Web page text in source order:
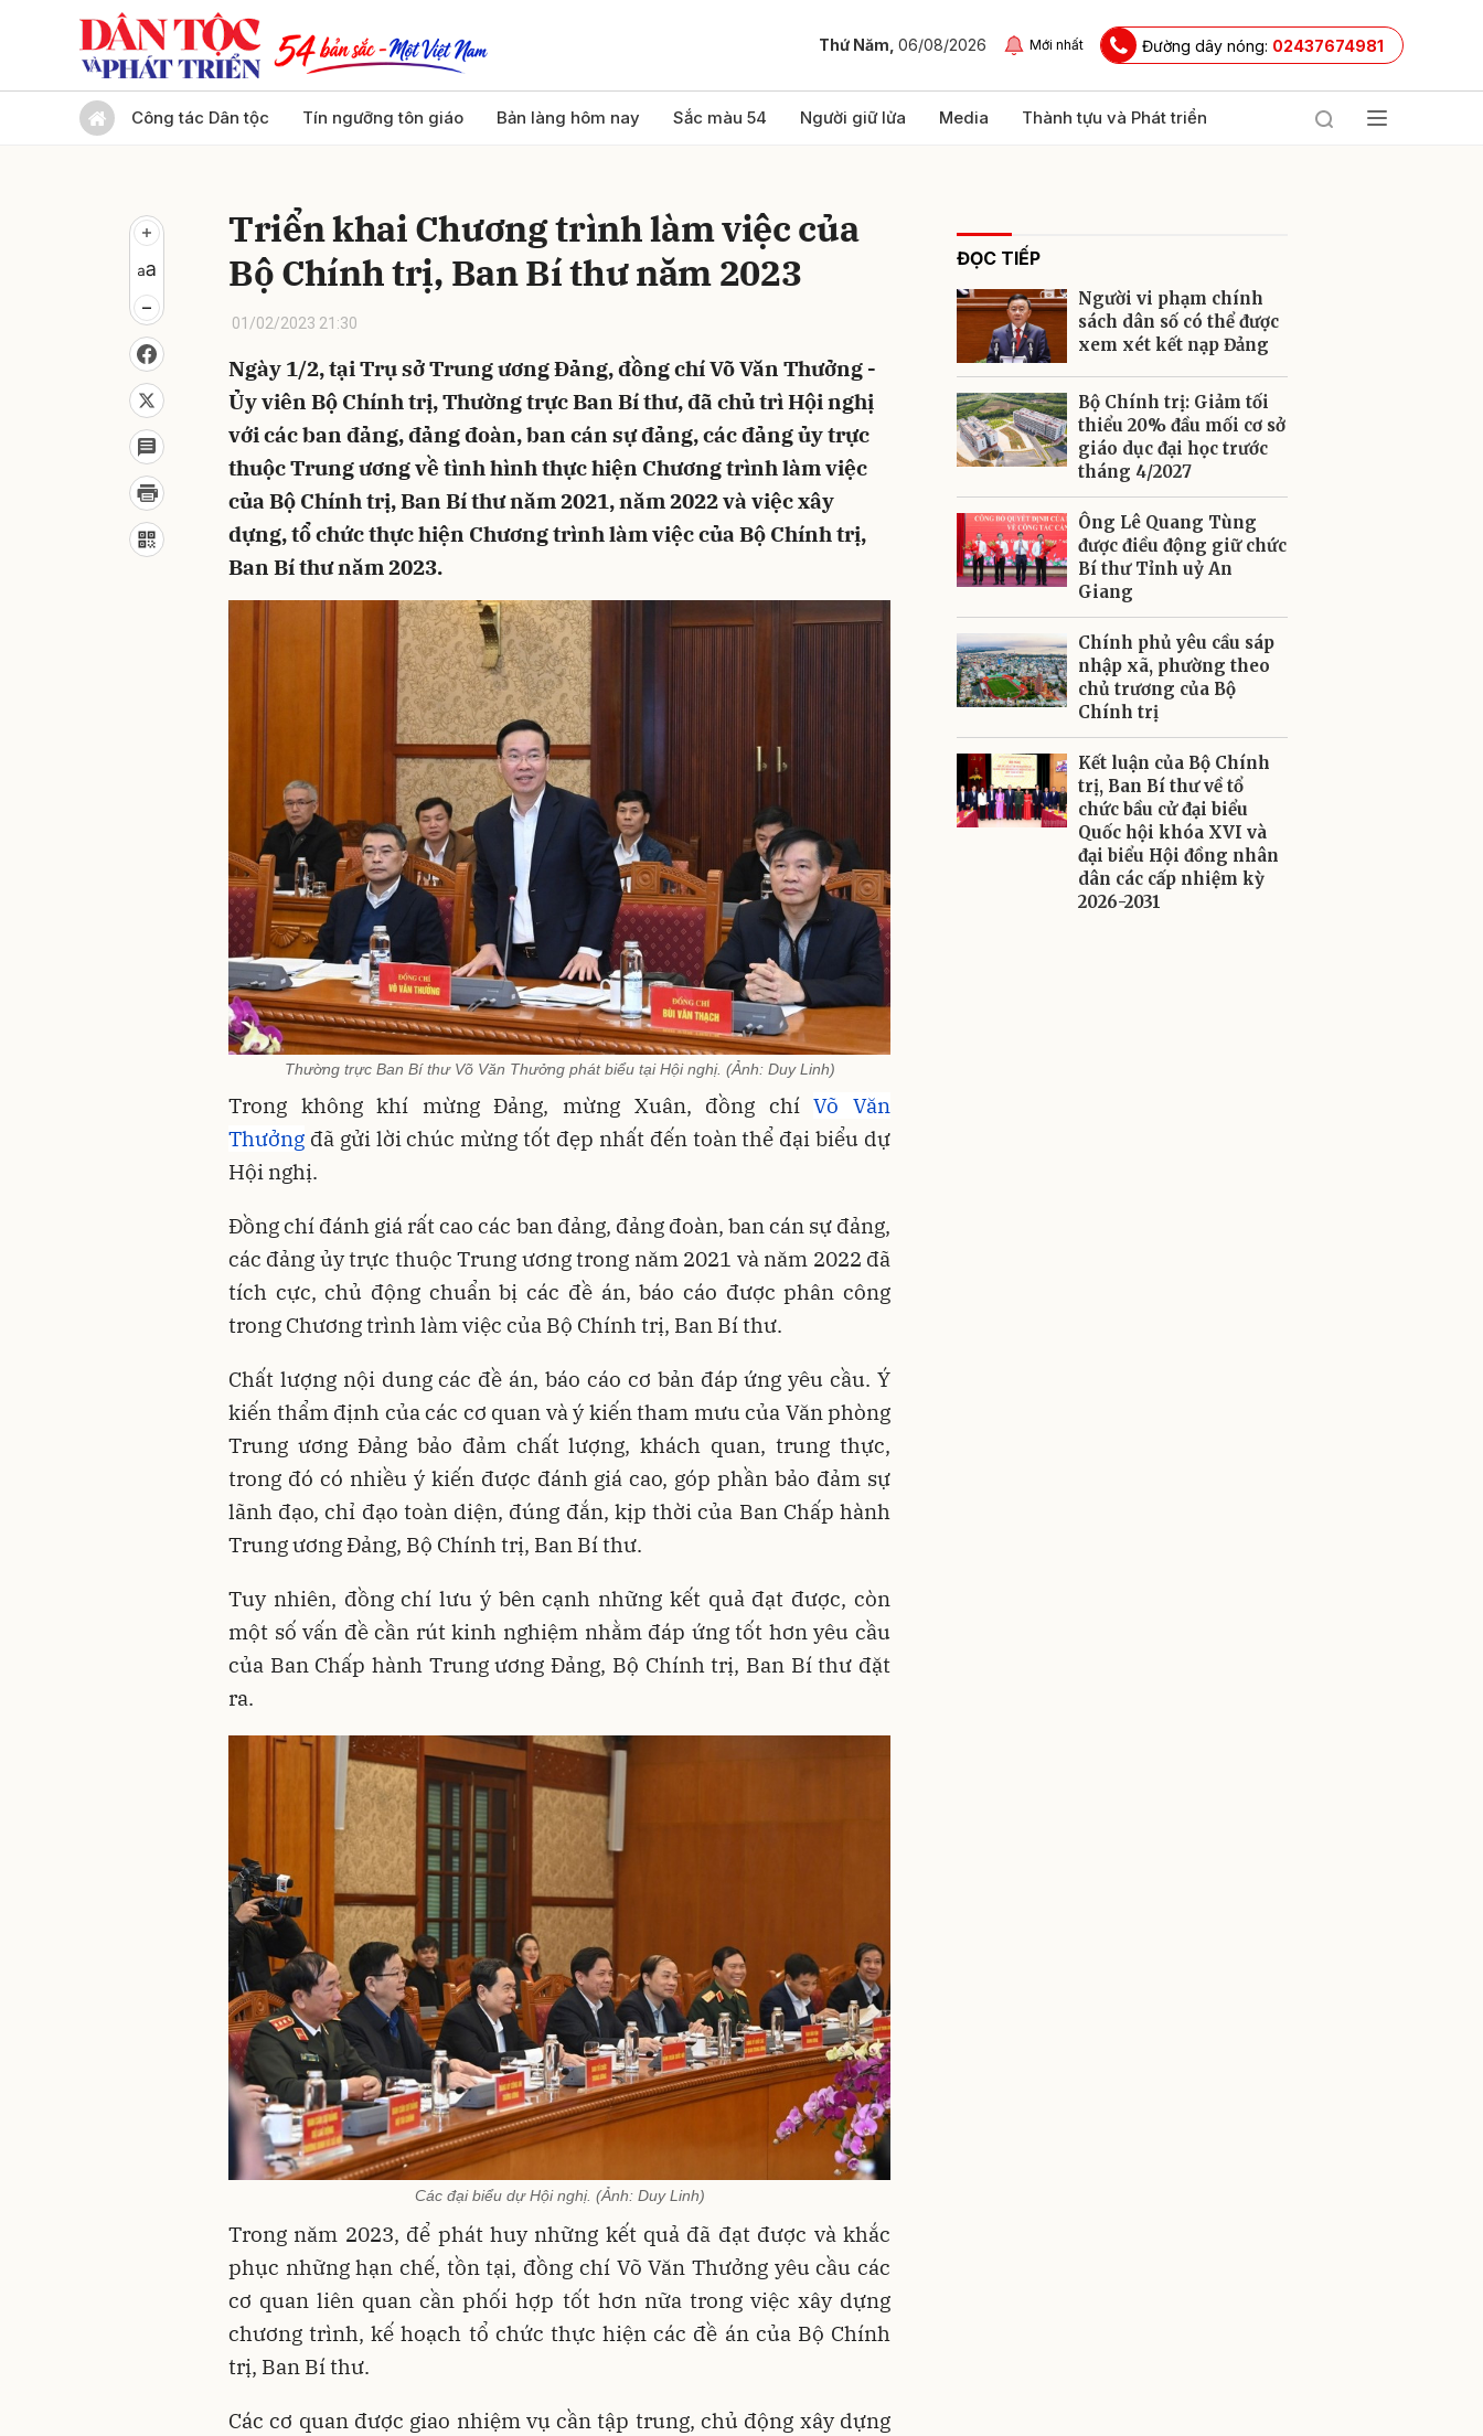
Thứ Năm, 06/08/2026 Mới nhất Đường dây nóng: 02437674981
Công tác Dân tộc Tín ngưỡng tôn giáo Bản làng hôm nay Sắc màu 54 Người giữ lửa Media Thành tựu và Phát triển
Triển khai Chương trình làm việc của
Bộ Chính trị, Ban Bí thư năm 2023
01/02/2023 21:30
Ngày 1/2, tại Trụ sở Trung ương Đảng, đồng chí Võ Văn Thưởng -
Ủy viên Bộ Chính trị, Thường trực Ban Bí thư, đã chủ trì Hội nghị
với các ban đảng, đảng đoàn, ban cán sự đảng, các đảng ủy trực
thuộc Trung ương về tình hình thực hiện Chương trình làm việc
của Bộ Chính trị, Ban Bí thư năm 2021, năm 2022 và việc xây
dựng, tổ chức thực hiện Chương trình làm việc của Bộ Chính trị,
Ban Bí thư năm 2023.
Thường trực Ban Bí thư Võ Văn Thưởng phát biểu tại Hội nghị. (Ảnh: Duy Linh)
Trong không khí mừng Đảng, mừng Xuân, đồng chíVõ Văn
Thưởng đã gửi lời chúc mừng tốt đẹp nhất đến toàn thể đại biểu dự
Hội nghị.
Đồng chí đánh giá rất cao các ban đảng, đảng đoàn, ban cán sự đảng,
các đảng ủy trực thuộc Trung ương trong năm 2021 và năm 2022 đã
tích cực, chủ động chuẩn bị các đề án, báo cáo được phân công
trong Chương trình làm việc của Bộ Chính trị, Ban Bí thư.
Chất lượng nội dung các đề án, báo cáo cơ bản đáp ứng yêu cầu. Ý
kiến thẩm định của các cơ quan và ý kiến tham mưu của Văn phòng
Trung ương Đảng bảo đảm chất lượng, khách quan, trung thực,
trong đó có nhiều ý kiến được đánh giá cao, góp phần bảo đảm sự
lãnh đạo, chỉ đạo toàn diện, đúng đắn, kịp thời của Ban Chấp hành
Trung ương Đảng, Bộ Chính trị, Ban Bí thư.
Tuy nhiên, đồng chí lưu ý bên cạnh những kết quả đạt được, còn
một số vấn đề cần rút kinh nghiệm nhằm đáp ứng tốt hơn yêu cầu
của Ban Chấp hành Trung ương Đảng, Bộ Chính trị, Ban Bí thư đặt
ra.
Các đại biểu dự Hội nghị. (Ảnh: Duy Linh)
Trong năm 2023, để phát huy những kết quả đã đạt được và khắc
phục những hạn chế, tồn tại, đồng chí Võ Văn Thưởng yêu cầu các
cơ quan liên quan cần phối hợp tốt hơn nữa trong việc xây dựng
chương trình, kế hoạch tổ chức thực hiện các đề án của Bộ Chính
trị, Ban Bí thư.
Các cơ quan được giao nhiệm vụ cần tập trung, chủ động xây dựng
ĐỌC TIẾP
Người vi phạm chính
sách dân số có thể được
xem xét kết nạp Đảng
Bộ Chính trị: Giảm tối
thiểu 20% đầu mối cơ sở
giáo dục đại học trước
tháng 4/2027
Ông Lê Quang Tùng
được điều động giữ chức
Bí thư Tỉnh uỷ An
Giang
Chính phủ yêu cầu sáp
nhập xã, phường theo
chủ trương của Bộ
Chính trị
Kết luận của Bộ Chính
trị, Ban Bí thư về tổ
chức bầu cử đại biểu
Quốc hội khóa XVI và
đại biểu Hội đồng nhân
dân các cấp nhiệm kỳ
2026-2031
Gửi bình luận
Hủy Gửi